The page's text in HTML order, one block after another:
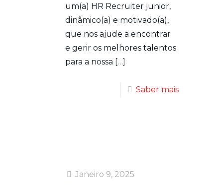
um(a) HR Recruiter junior,
dinâmico(a) e motivado(a),
que nos ajude a encontrar
e gerir os melhores talentos
para a nossa […]
Saber mais
Janeiro 9, 2025